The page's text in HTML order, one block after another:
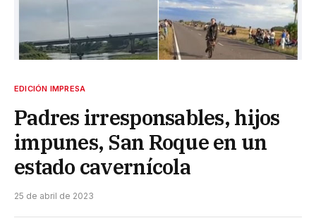
EDICIÓN IMPRESA
Padres irresponsables, hijos
impunes, San Roque en un
estado cavernícola
25 de abril de 2023